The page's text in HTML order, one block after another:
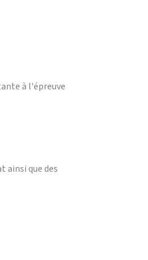
à l'épreuve
ainsi que des